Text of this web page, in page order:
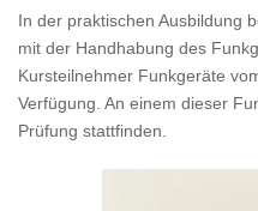
In der praktischen Ausbildung
mit der Handhabung des
Kursteilnehmer Funkgeräte
Verfügung. An einem dieser
Prüfung stattfinden.